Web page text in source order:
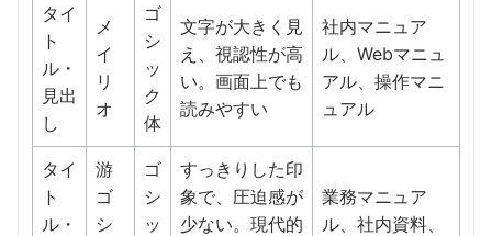
タイ
ト
ル・
見出
し
メ
イ
リ
オ
ゴ
シ
ッ
ク
体
文字が大きく見
え、視認性が高
い。画面上でも
読みやすい
社内マニュア
ル、Webマニュ
アル、操作マニ
ュアル
タイ
ト
ル・
游
ゴ
シ
ゴ
シ
ッ
すっきりした印
象で、圧迫感が
少ない。現代的
業務マニュア
ル、社内資料、